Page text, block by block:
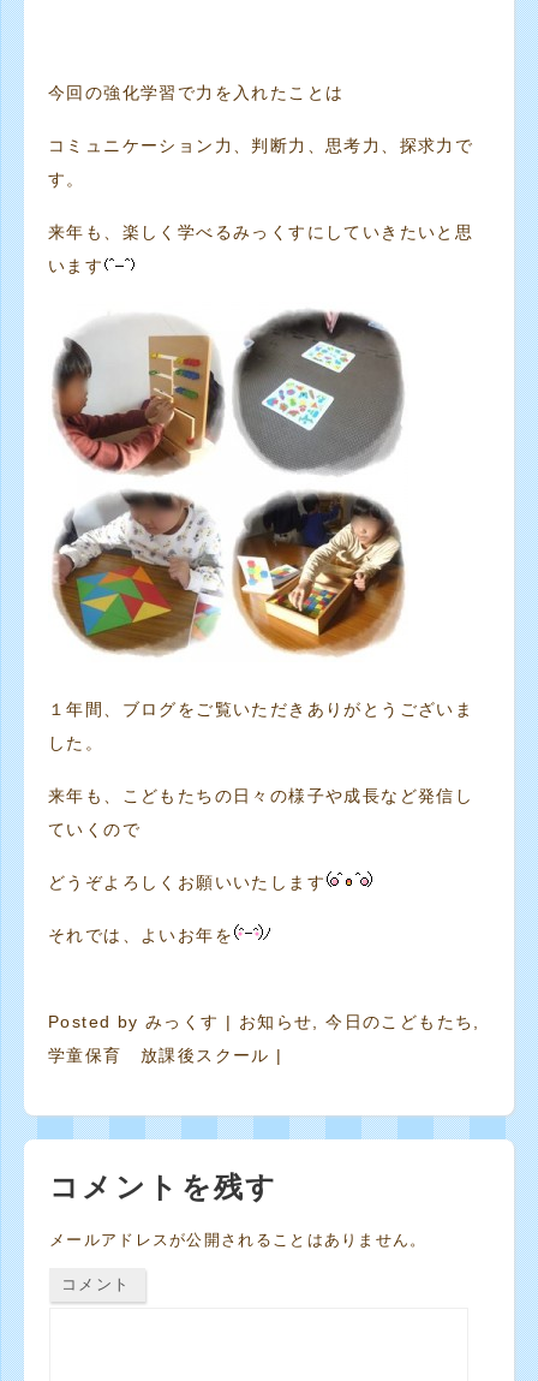
今回の強化学習で力を入れたことは
コミュニケーション力、判断力、思考力、探求力で
す。
来年も、楽しく学べるみっくすにしていきたいと思
います
１年間、ブログをご覧いただきありがとうございま
した。
来年も、こどもたちの日々の様子や成長など発信し
ていくので
どうぞよろしくお願いいたします
それでは、よいお年を
Posted byみっくす | お知らせ ,今日のこどもたち
学童保育 放課後スクール |
コメントを残す
メールアドレスが公開されることはありません。
コメント